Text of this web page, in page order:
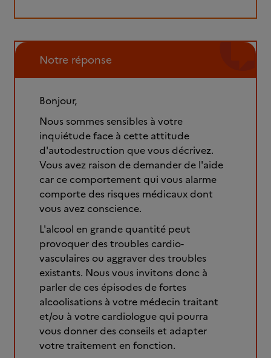
Notre réponse
Bonjour,
Nous sommes sensibles à votre
inquiétude face à cette attitude
d'autodestruction que vous décrivez.
Vous avez raison de demander de l'aide
car ce comportement qui vous alarme
comporte des risques médicaux dont
vous avez conscience.
L'alcool en grande quantité peut
provoquer des troubles cardio-
vasculaires ou aggraver des troubles
existants. Nous vous invitons donc à
parler de ces épisodes de fortes
alcoolisations à votre médecin traitant
et/ou à votre cardiologue qui pourra
vous donner des conseils et adapter
votre traitement en fonction.